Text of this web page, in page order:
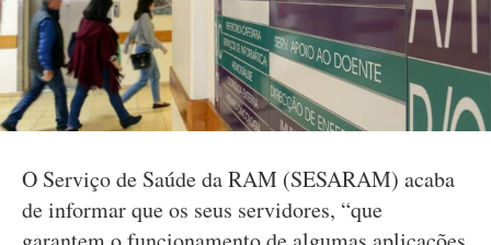
O Serviço de Saúde da RAM (SESARAM) acaba
de informar que os seus servidores, “que